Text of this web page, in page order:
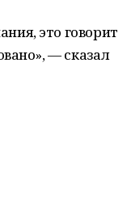
это говорит
— сказал